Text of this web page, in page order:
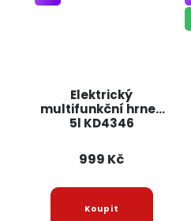
Elektrický
multifunkční hrnec
5l KD4346
999 Kč